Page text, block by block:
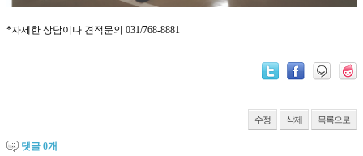
*자세한 상담이나 견적문의 031/768-8881
수정 삭제 목록으로
댓글 0개